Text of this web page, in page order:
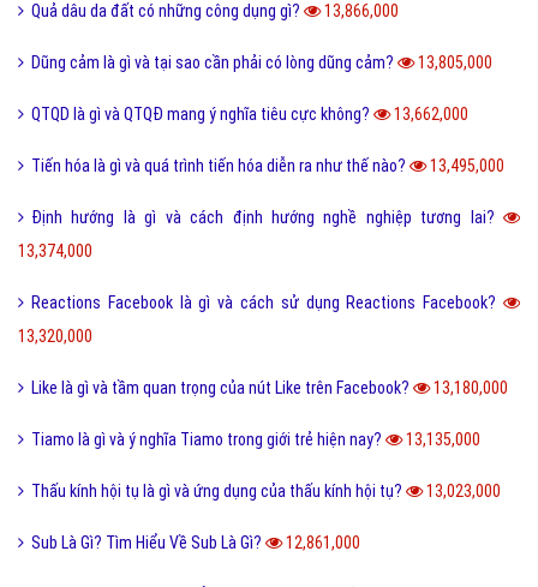
Quả dâu da đất có những công dụng gì? 13,866,000
Dũng cảm là gì và tại sao cần phải có lòng dũng cảm? 13,805,000
QTQD là gì và QTQĐ mang ý nghĩa tiêu cực không? 13,662,000
Tiến hóa là gì và quá trình tiến hóa diễn ra như thế nào? 13,495,000
Định hướng là gì và cách định hướng nghề nghiệp tương lai?
13,374,000
Reactions Facebook là gì và cách sử dụng Reactions Facebook?
13,320,000
Like là gì và tầm quan trọng của nút Like trên Facebook? 13,180,000
Tiamo là gì và ý nghĩa Tiamo trong giới trẻ hiện nay? 13,135,000
Thấu kính hội tụ là gì và ứng dụng của thấu kính hội tụ? 13,023,000
Sub Là Gì? Tìm Hiểu Về Sub Là Gì? 12,861,000